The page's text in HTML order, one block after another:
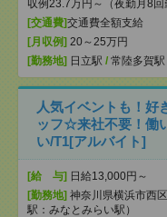
収例23.7万円～（夜勤月8回
[交通費]交通費全額支給
[月収例] 20～25万円
[勤務地] 日立駅 / 常陸多賀駅
人気イベントも！好
ッフ☆来社不要！働
い/T1[アルバイト]
[給 与] 日給13,000円～
[勤務地] 神奈川県横浜市西
駅：みなとみらい駅）